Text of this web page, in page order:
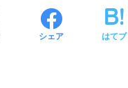
シェア はてブ